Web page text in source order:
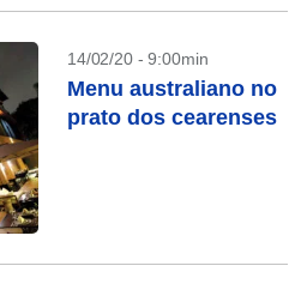
14/02/20 - 9:00min
Menu australiano no
prato dos cearenses